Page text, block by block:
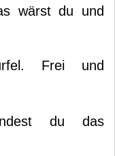
wärst du und
Frei und
du das